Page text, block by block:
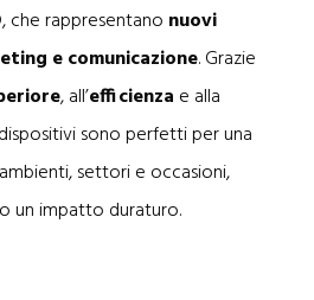
che rappresentano nuovi
e comunicazione. Grazie
, all’efficienza e alla
sono perfetti per una
settori e occasioni,
un impatto duraturo.